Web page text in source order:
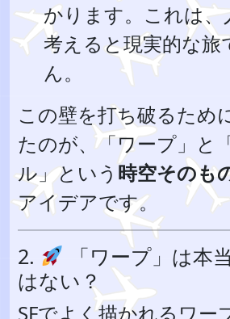
かります。これは、
考えると現実的な旅
ん。
この壁を打ち破るため
たのが、「ワープ」と
ル」という 時空そのも
アイデアです。
2.
「ワープ」は本
はない？
SFでよく描かれるワー